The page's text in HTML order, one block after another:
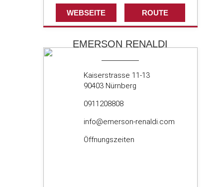
EMERSON RENALDI
Kaiserstrasse 11-13
90403 Nürnberg
0911208808
info@emerson-renaldi.com
Öffnungszeiten
WEBSEITE ROUTE